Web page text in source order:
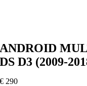
ANDROID
DS D3 (2009-
€ 290